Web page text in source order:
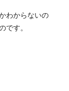
わからないの
です。